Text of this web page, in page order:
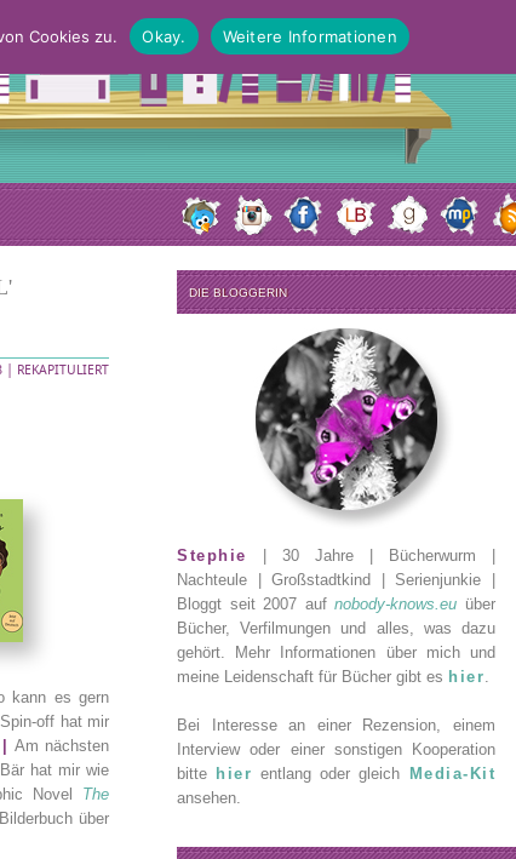
| REKAPITULIERT
kann es gern
off hat mir
Am nächsten
hat mir wie
Novel The
über
DIE BLOGGERIN
Stephie | 30 Jahre | Bücherwurm |
Nachteule | Großstadtkind | Serienjunkie |
Bloggt seit 2007 aufnobody-knows.eu über
Bücher, Verfilmungen und alles, was dazu
gehört. Mehr Informationen über mich und
meine Leidenschaft für Bücher gibt es hier.
Bei Interesse an einer Rezension, einem
Interview oder einer sonstigen Kooperation
bitte hier entlang oder gleich
Media-Kit
ansehen.
Cookies zu. Okay. Weitere Informationen